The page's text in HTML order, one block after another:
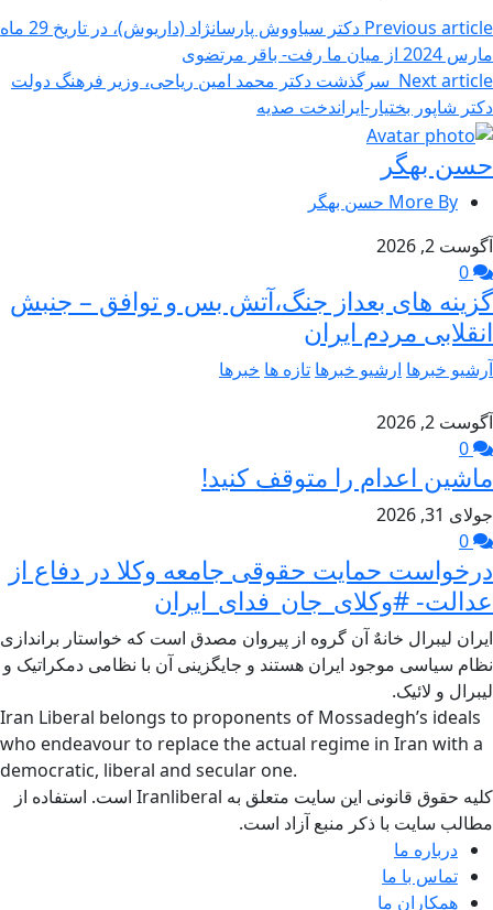
Previous article
دکتر سیاووش پارسانژاد (داریوش)، در تاریخ 29 ماه
مارس 2024 از میان ما رفت- باقر مرتضوی
Next article سرگذشت دکتر محمد امین ریاحی، وزیر فرهنگ دولت
دکتر شاپور بختیار-ایراندخت صدیه
حسن بهگر
More By حسن بهگر
آگوست 2, 2026
گزینه های بعداز جنگ،آتش بس و توافق – جنبش
انقلابی مردم ایران
آرشیو خبرها ارشیو خبرها تازه ها خبرها
آگوست 2, 2026
ماشین اعدام را متوقف کنید!
جولای 31, 2026
درخواست حمایت حقوقی جامعه وکلا در دفاع از
عدالت- #وکلای_جان_فدای_ایران
ایران لیبرال خانهٌ آن گروه از پیروان مصدق است که خواستار براندازی
نظام سیاسی موجود ایران هستند و جایگزینی آن با نظامی دمکراتیک و
لیبرال و لائیک.
Iran Liberal belongs to proponents of Mossadegh’s ideals
who endeavour to replace the actual regime in Iran with a
democratic, liberal and secular one.
کلیه حقوق قانونی این سایت متعلق به Iranliberal است. استفاده از
مطالب سایت با ذکر منبع آزاد است.
درباره ما
تماس با ما
همکاران ما